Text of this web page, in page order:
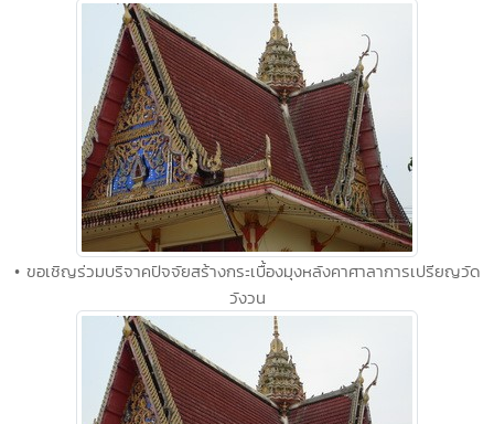
• ขอเชิญร่วมบริจาคปัจจัยสร้างกระเบื้องมุงหลังคาศาลาการเปรียญวัด
วังวน